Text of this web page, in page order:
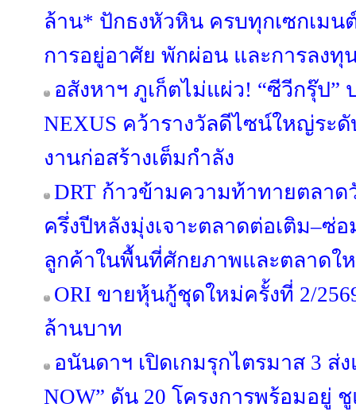
ล้าน* ปักธงหัวหิน ครบทุกเซกเมน
การอยู่อาศัย พักผ่อน และการลงทุ
อสังหาฯ ภูเก็ตไม่แผ่ว! “ซีวีกรุ๊ป”
NEXUS คว้ารางวัลดีไซน์ใหญ่ระ
งานก่อสร้างเต็มกำลัง
DRT ก้าวข้ามความท้าทายตลาด
ครึ่งปีหลังมุ่งเจาะตลาดต่อเติม–ซ่
ลูกค้าในพื้นที่ศักยภาพและตลาดใ
ORI ขายหุ้นกู้ชุดใหม่ครั้งที่ 2/
ล้านบาท
อนันดาฯ เปิดเกมรุกไตรมาส 3 ส่
NOW” ดัน 20 โครงการพร้อมอยู่